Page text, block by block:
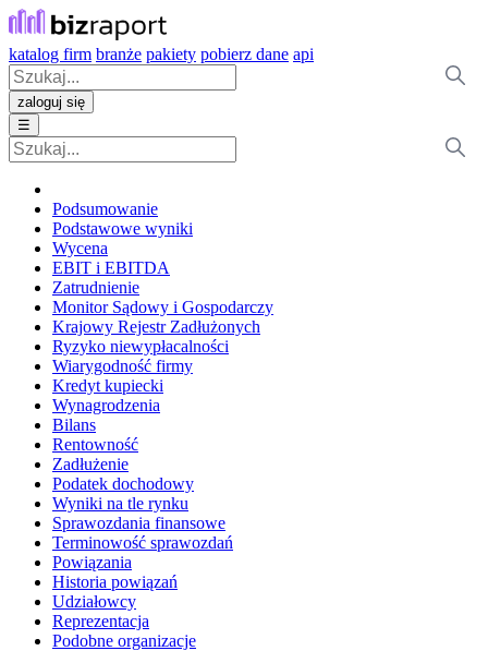
katalog firm branże pakiety pobierz dane api
zaloguj się
☰
Podsumowanie
Podstawowe wyniki
Wycena
EBIT i EBITDA
Zatrudnienie
Monitor Sądowy i Gospodarczy
Krajowy Rejestr Zadłużonych
Ryzyko niewypłacalności
Wiarygodność firmy
Kredyt kupiecki
Wynagrodzenia
Bilans
Rentowność
Zadłużenie
Podatek dochodowy
Wyniki na tle rynku
Sprawozdania finansowe
Terminowość sprawozdań
Powiązania
Historia powiązań
Udziałowcy
Reprezentacja
Podobne organizacje